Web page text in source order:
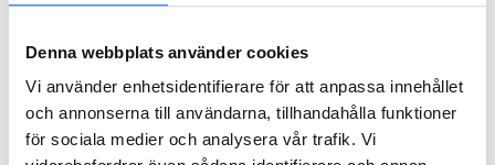
Denna webbplats använder cookies
Vi använder enhetsidentifierare för att anpassa innehållet
och annonserna till användarna, tillhandahålla funktioner
för sociala medier och analysera vår trafik. Vi
de upptäcker en risk eller ett riskfyllt beteende.
Leverantörer, metoder och produkter ska alltid väljas med
hänsyn till hälsa och säkerhet.
Regelbundna bedömningar och utvärderingar av all